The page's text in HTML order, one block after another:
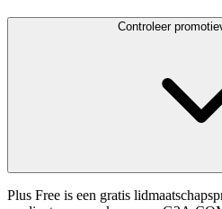
Controleer
Plus Free is een gratis